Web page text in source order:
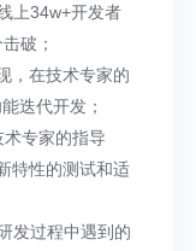
上34w+开发者
破；
，在技术专家的
迭代开发；
专家的指导
特性的测试和适
发过程中遇到的